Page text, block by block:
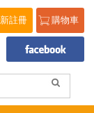
購物車
新註冊